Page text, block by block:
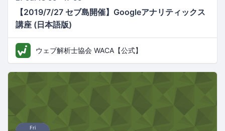
【2019/7/27 セブ島開催】Googleアナリティックス
講座 (日本語版)
ウェブ解析士協会 WACA【公式】
Fri